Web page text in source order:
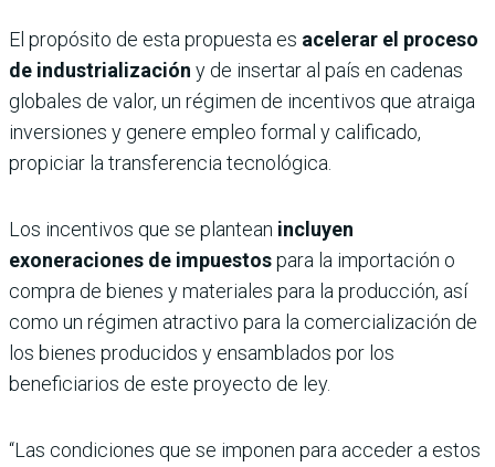
El propósito de esta propuesta es acelerar el proceso
de industrialización y de insertar al país en cadenas
globales de valor, un régimen de incentivos que atraiga
inversiones y genere empleo formal y calificado,
propiciar la transferencia tecnológica.
Los incentivos que se plantean incluyen
exoneraciones de impuestospara la importación o
compra de bienes y materiales para la producción, así
como un régimen atractivo para la comercialización de
los bienes producidos y ensamblados por los
beneficiarios de este proyecto de ley.
“Las condiciones que se imponen para acceder a estos